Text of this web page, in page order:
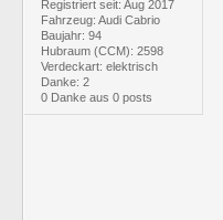
Registriert seit: Aug 2017
Fahrzeug: Audi Cabrio
Baujahr: 94
Hubraum (CCM): 2598
Verdeckart: elektrisch
Danke: 2
0 Danke aus 0 posts